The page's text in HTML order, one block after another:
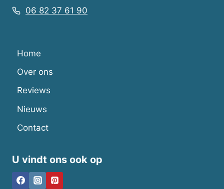
06 82 37 61 90
Home
Over ons
Reviews
Nieuws
Contact
U vindt ons ook op